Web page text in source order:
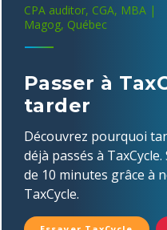
CPA auditor, CGA, MBA |
Magog, Québec
Passer à
tarder
Découvrez pourquoi
déjà passés à
de 10 minutes grâce à
TaxCycle.